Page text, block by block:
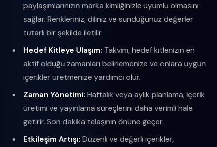
paylaşımlarınızın marka kimliğinizle uyumlu olmasını
sağlar. Renkleriniz, diliniz ve sunduğunuz değerler
tutarlı bir şekilde iletilir.
Hedef Kitleye Ulaşım: Takvim, hedef kitlenizin en
aktif olduğu zamanları belirlemenize ve onlara uygun
içerikler üretmenize yardımcı olur.
Zaman Yönetimi: Haftalık veya aylık planlama, içerik
üretimi ve yayınlama süreçlerini daha verimli hale
getirir. Son dakika telaşının önüne geçer.
Etkileşim Artışı: Düzenli ve değerli içerikler,